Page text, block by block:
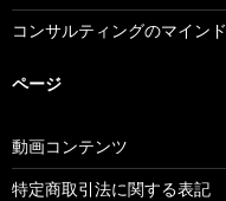
コンサルティングのマインド
ページ
動画コンテンツ
特定商取引法に関する表記